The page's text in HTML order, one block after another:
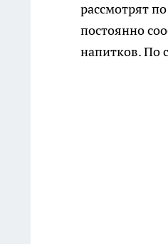
рассмотрят
постоянно
напитков. По